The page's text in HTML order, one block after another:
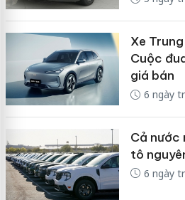
Xe
Cuộc
giá bán
6 ngày
Cả nước
tô
6 ngày